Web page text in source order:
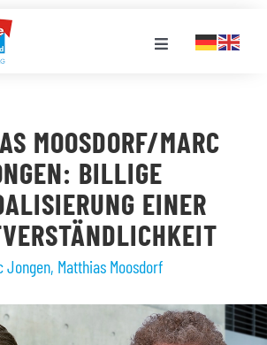
Toggle
MOOSDORF/MARC
BILLIGE
EINER
Jongen, Matthias Moosdorf